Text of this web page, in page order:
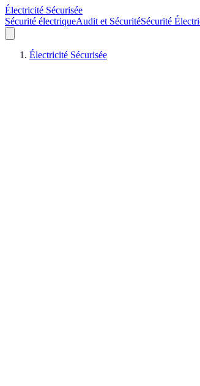
Électricité Sécurisée
Sécurité électriqueAudit et SécuritéSécurité
Électricité Sécurisée